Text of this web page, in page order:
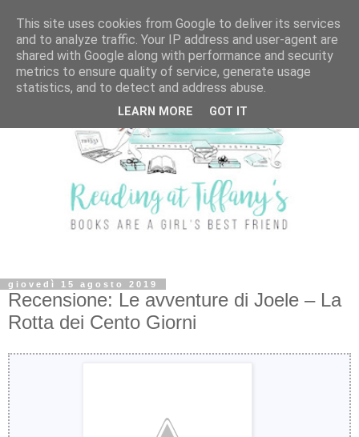
giovedì 15 agosto 2019
Recensione: Le avventure di Joele – La
Rotta dei Cento Giorni
This site uses cookies from Google to deliver its services
and to analyze traffic. Your IP address and user-agent are
shared with Google along with performance and security
metrics to ensure quality of service, generate usage
statistics, and to detect and address abuse.
LEARN MORE GOT IT